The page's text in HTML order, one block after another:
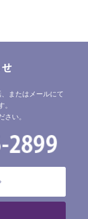
またはメールにて
い。